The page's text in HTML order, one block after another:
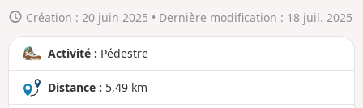
r
n
d
Création : 20 juin 2025 • Dernière modification : 18 juil. 2025
Activité : Pédestre
Distance : 5,49 km